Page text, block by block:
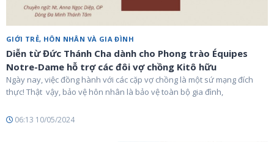
GIỚI TRẺ, HÔN NHÂN VÀ GIA ĐÌNH
Diễn từ Đức Thánh Cha dành cho Phong trào Équipes
Notre-Dame hỗ trợ các đôi vợ chồng Kitô hữu
Ngày nay, việc đồng hành với các cặp vợ chồng là một sứ mạng đích
thực! Thật vậy, bảo vệ hôn nhân là bảo vệ toàn bộ gia đình,
06:13 10/05/2024